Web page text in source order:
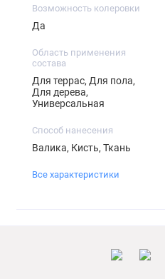
Возможность колеровки
Да
Область применения
состава
Для террас, Для пола,
Для дерева,
Универсальная
Способ нанесения
Валика, Кисть, Ткань
Все характеристики